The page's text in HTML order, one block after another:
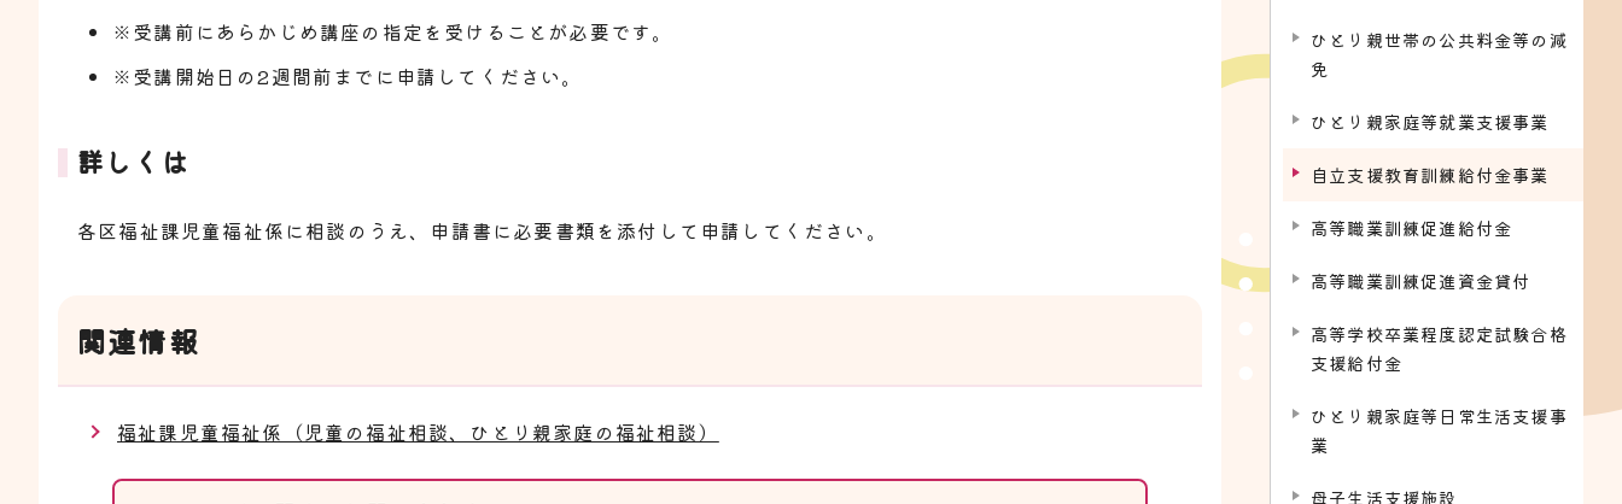
※受講前にあらかじめ講座の指定を受けることが必要です。
※受講開始日の2週間前までに申請してください。
詳しくは
各区福祉課児童福祉係に相談のうえ、申請書に必要書類を添付して申請してください。
関連情報
福祉課児童福祉係（児童の福祉相談、ひとり親家庭の福祉相談）
ひとり親世帯の公共料金等の減
免
ひとり親家庭等就業支援事業
自立支援教育訓練給付金事業
高等職業訓練促進給付金
高等職業訓練促進資金貸付
高等学校卒業程度認定試験合格
支援給付金
ひとり親家庭等日常生活支援事
業
母子生活支援施設